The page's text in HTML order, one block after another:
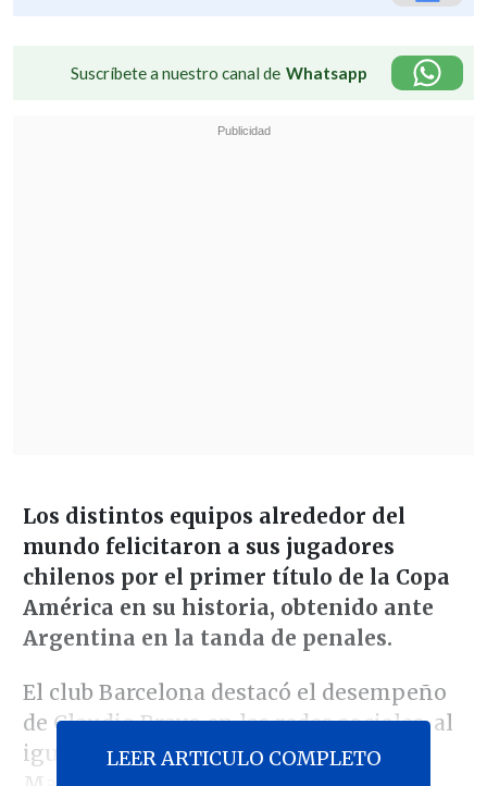
Suscríbete a nuestro canal de Whatsapp
Los distintos equipos alrededor del
mundo felicitaron a sus jugadores
chilenos por el primer título de la Copa
América en su historia, obtenido ante
Argentina en la tanda de penales.
El club Barcelona destacó el desempeño
de Claudio Bravo en las redes sociales, al
igual que Juventus con Arturo Vidal y
LEER ARTICULO COMPLETO